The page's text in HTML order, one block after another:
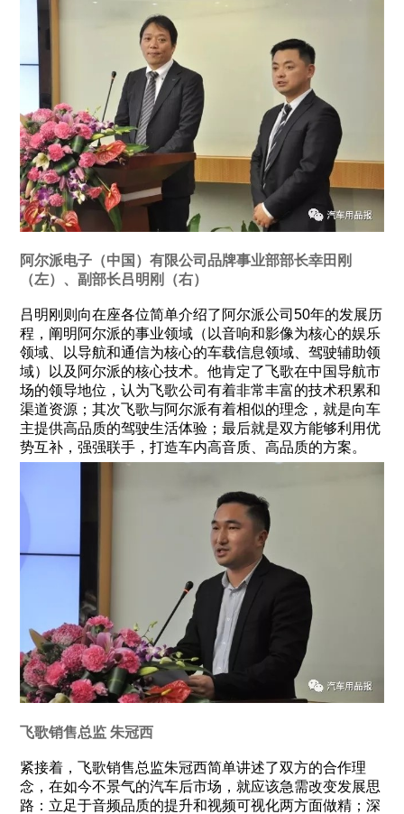
阿尔派电子（中国）有限公司品牌事业部部长幸田刚
（左）、副部长吕明刚（右）
吕明刚则向在座各位简单介绍了阿尔派公司50年的发展历
程，阐明阿尔派的事业领域（以音响和影像为核心的娱乐
领域、以导航和通信为核心的车载信息领域、驾驶辅助领
域）以及阿尔派的核心技术。他肯定了飞歌在中国导航市
场的领导地位，认为飞歌公司有着非常丰富的技术积累和
渠道资源；其次飞歌与阿尔派有着相似的理念，就是向车
主提供高品质的驾驶生活体验；最后就是双方能够利用优
势互补，强强联手，打造车内高音质、高品质的方案。
飞歌销售总监 朱冠西
紧接着，飞歌销售总监朱冠西简单讲述了双方的合作理
念，在如今不景气的汽车后市场，就应该急需改变发展思
路：立足于音频品质的提升和视频可视化两方面做精；深